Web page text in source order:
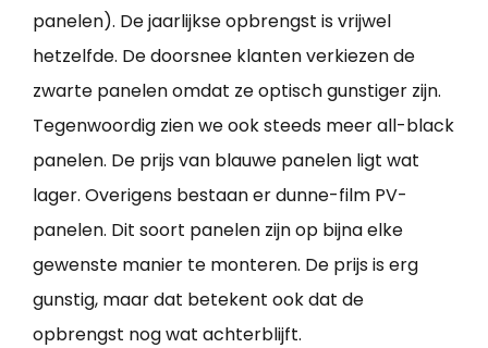
panelen). De jaarlijkse opbrengst is vrijwel
hetzelfde. De doorsnee klanten verkiezen de
zwarte panelen omdat ze optisch gunstiger zijn.
Tegenwoordig zien we ook steeds meer all-black
panelen. De prijs van blauwe panelen ligt wat
lager. Overigens bestaan er dunne-film PV-
panelen. Dit soort panelen zijn op bijna elke
gewenste manier te monteren. De prijs is erg
gunstig, maar dat betekent ook dat de
opbrengst nog wat achterblijft.